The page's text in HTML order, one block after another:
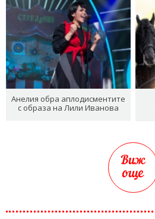
Анелия обра аплодисментите
с образа на Лили Иванова
Виж
още